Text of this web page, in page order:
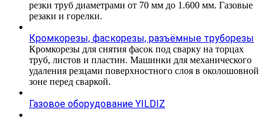
резки труб диаметрами от 70 мм до 1.600 мм. Газовые
резаки и горелки.
Кромкорезы, фаскорезы, разъёмные труборезы
Кромкорезы для снятия фасок под сварку на торцах
труб, листов и пластин. Машинки для механического
удаления резцами поверхностного слоя в околошовной
зоне перед сваркой.
Газовое оборудование YILDIZ